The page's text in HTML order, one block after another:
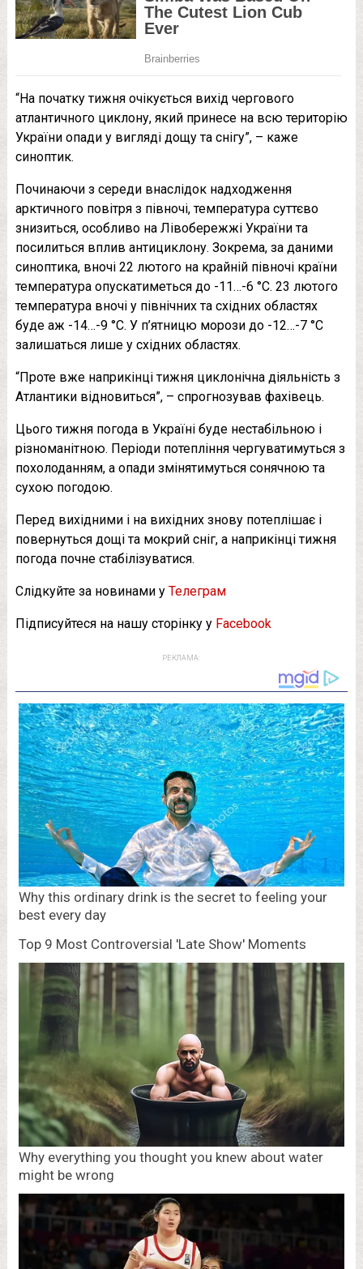
“На початку тижня очікується вихід чергового
атлантичного циклону, який принесе на всю територію
України опади у вигляді дощу та снігу”, – каже
синоптик.
Починаючи з середи внаслідок надходження
арктичного повітря з півночі, температура суттєво
знизиться, особливо на Лівобережжі України та
посилиться вплив антициклону. Зокрема, за даними
синоптика, вночі 22 лютого на крайній півночі країни
температура опускатиметься до -11…-6 °С. 23 лютого
температура вночі у північних та східних областях
буде аж -14…-9 °С. У п’ятницю морози до -12…-7 °С
залишаться лише у східних областях.
“Проте вже наприкінці тижня циклонічна діяльність з
Атлантики відновиться”, – спрогнозував фахівець.
Цього тижня погода в Україні буде нестабільною і
різноманітною. Періоди потепління чергуватимуться з
похолоданням, а опади змінятимуться сонячною та
сухою погодою.
Перед вихідними і на вихідних знову потеплішає і
повернуться дощі та мокрий сніг, а наприкінці тижня
погода почне стабілізуватися.
Слідкуйте за новинами у Телеграм
Підписуйтеся на нашу сторінку у Facebook
РЕКЛАМА: